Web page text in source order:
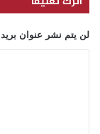
لن يتم نشر عنوان